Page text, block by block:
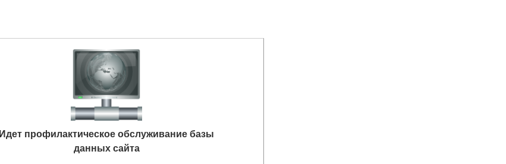
Идет профилактическое обслуживание базы
данных сайта